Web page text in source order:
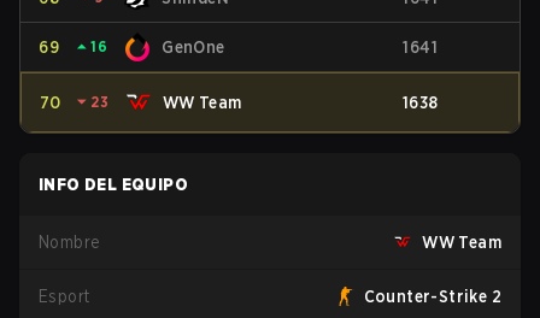
69 ⏶ 16 GenOne 1641
70 ⏷ 23 WW Team 1638
INFO DEL EQUIPO
Nombre WW Team
Esport Counter-Strike 2